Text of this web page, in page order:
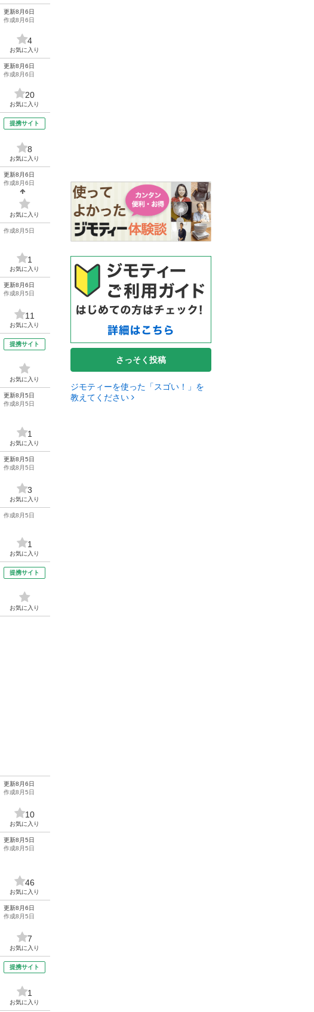
更新8月6日
作成8月6日
4
お気に入り
更新8月6日
作成8月6日
20
お気に入り
提携サイト
8
お気に入り
更新8月6日
作成8月6日
お気に入り
作成8月5日
1
お気に入り
更新8月6日
作成8月5日
11
お気に入り
提携サイト
お気に入り
更新8月5日
作成8月5日
1
お気に入り
更新8月5日
作成8月5日
3
お気に入り
作成8月5日
1
お気に入り
提携サイト
お気に入り
更新8月6日
作成8月5日
10
お気に入り
更新8月5日
作成8月5日
46
お気に入り
更新8月6日
作成8月5日
7
お気に入り
提携サイト
1
お気に入り
さっそく投稿
ジモティーを使った「スゴい！」を
教えてください